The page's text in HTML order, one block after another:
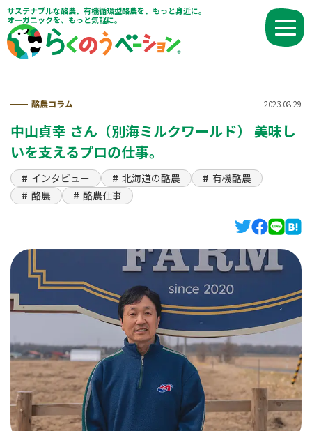
サステナブルな酪農、有機循環型酪農を、もっと身近に。
オーガニックを、もっと気軽に。
酪農コラム 2023.08.29
中山貞幸 さん（別海ミルクワールド） 美味し
いを支えるプロの仕事。
インタビュー 北海道の酪農
有機酪農
酪農
酪農仕事